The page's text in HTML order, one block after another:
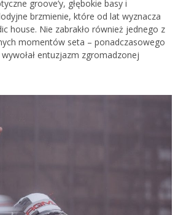
groove’y, głębokie basy i
brzmienie, które od lat wyznacza
house. Nie zabrakło również jednego z
momentów seta – ponadczasowego
entuzjazm zgromadzonej